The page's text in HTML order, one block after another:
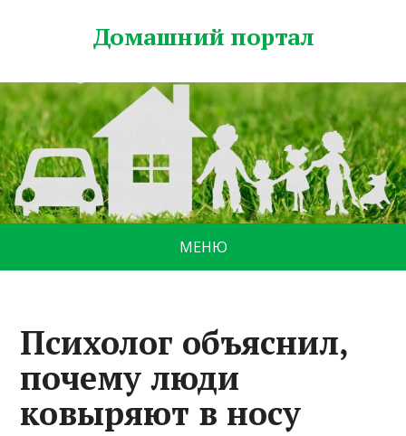
Домашний портал
МЕНЮ
Психолог объяснил,
почему люди
ковыряют в носу